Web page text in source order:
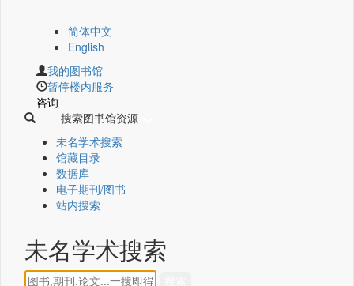
简体中文
English
我的图书馆
暂停楼内服务
咨询
搜索图书馆资源
未名学术搜索
馆藏目录
数据库
电子期刊/图书
站内搜索
未名学术搜索